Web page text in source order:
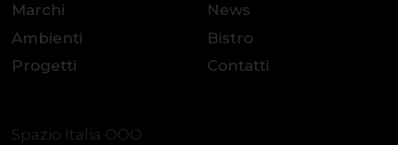
Marchi
Ambienti
Progetti
News
Bistro
Contatti
Spazio Italia OOO